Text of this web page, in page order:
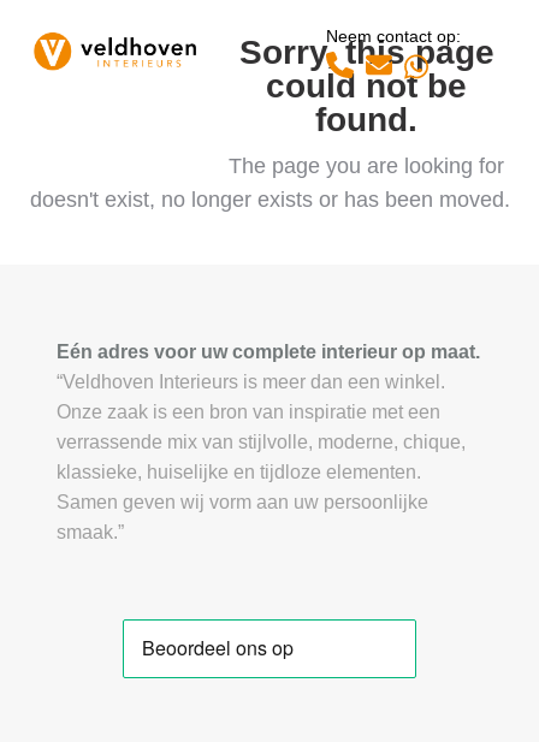
content
mobile
mobile
Neem contact op:
Whatsapp
Sorry, this page
could not be
found.
The page you are looking for
doesn't exist, no longer exists or has been moved.
Eén adres voor uw complete interieur op maat.
“Veldhoven Interieurs is meer dan een winkel.
Onze zaak is een bron van inspiratie met een
verrassende mix van stijlvolle, moderne, chique,
klassieke, huiselijke en tijdloze elementen.
Samen geven wij vorm aan uw persoonlijke
smaak.”